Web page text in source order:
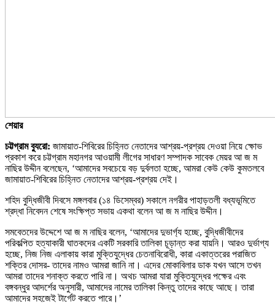
শেয়ার
চট্টগ্রাম ব্যুরো: জামায়াত-শিবিরের চিহ্নিত নেতাদের আশ্রয়-প্রশ্রয় দেওয়া নিয়ে ক্ষোভ
প্রকাশ করে চট্টগ্রাম মহানগর আওয়ামী লীগের সাধারণ সম্পাদক সাবেক মেয়র আ জ ম
নাছির উদ্দীন বলেছেন, ‘আমাদের সবচেয়ে বড় দুর্বলতা হচ্ছে, আমরা কেউ কেউ কুমতলবে
জামায়াত-শিবিরের চিহ্নিত নেতাদের আশ্রয়-প্রশ্রয় দেই।
শহিদ বুদ্ধিজীবী দিবসে মঙ্গলবার (১৪ ডিসেম্বর) সকালে নগরীর পাহাড়তলী বধ্যভূমিতে
শ্রদ্ধা নিবেদন শেষে সংক্ষিপ্ত সভায় একথা বলেন আ জ ম নাছির উদ্দীন।
সমবেতদের উদ্দেশে আ জ ম নাছির বলেন, ‘আমাদের দুভার্গ্য হচ্ছে, বুদ্ধিজীবীদের
পরিকল্পিত হত্যাকারী ঘাতকদের একটি সরকারি তালিকা চূড়ান্ত করা যায়নি। আরও দুর্ভাগ্য
হচ্ছে, নিজ নিজ এলাকায় কারা মুক্তিযুদ্ধের চেতনাবিরোধী, কারা একাত্তরের পরাজিত
শক্তির দোসর- তাদের নামও আমরা জানি না। এদের মোকাবিলার ডাক যখন আসে তখন
আমরা তাদের শনাক্ত করতে পারি না। অথচ আমরা যারা মুক্তিযুদ্ধের পক্ষের এবং
বঙ্গবন্ধুর আদর্শের অনুসারী, আমাদের নামের তালিকা কিন্তু তাদের কাছে আছে। তারা
আমাদের সহজেই টার্গেট করতে পারে।’